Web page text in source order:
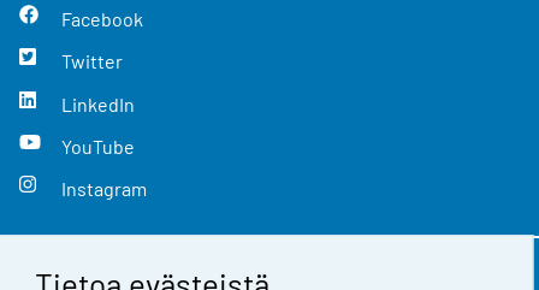
Facebook
Twitter
LinkedIn
YouTube
Instagram